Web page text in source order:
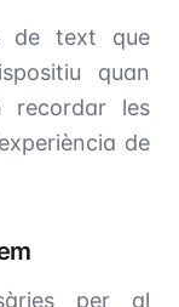
de text que
quan
recordar les
de
per al